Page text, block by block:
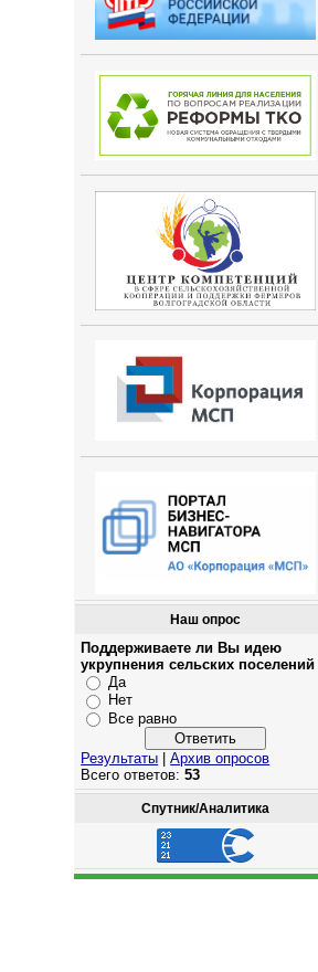
Наш опрос
Поддерживаете ли Вы идею
укрупнения сельских поселений
Да
Нет
Все равно
Результаты |Архив опросов
Всего ответов:53
Спутник/Аналитика